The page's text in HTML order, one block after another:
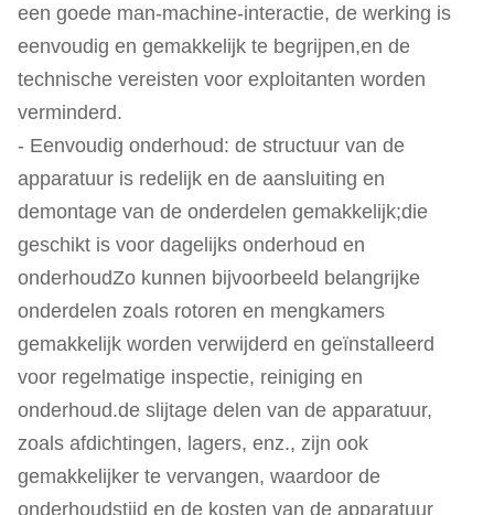
een goede man-machine-interactie, de werking is
eenvoudig en gemakkelijk te begrijpen,en de
technische vereisten voor exploitanten worden
verminderd.
- Eenvoudig onderhoud: de structuur van de
apparatuur is redelijk en de aansluiting en
demontage van de onderdelen gemakkelijk;die
geschikt is voor dagelijks onderhoud en
onderhoudZo kunnen bijvoorbeeld belangrijke
onderdelen zoals rotoren en mengkamers
gemakkelijk worden verwijderd en geïnstalleerd
voor regelmatige inspectie, reiniging en
onderhoud.de slijtage delen van de apparatuur,
zoals afdichtingen, lagers, enz., zijn ook
gemakkelijker te vervangen, waardoor de
onderhoudstijd en de kosten van de apparatuur